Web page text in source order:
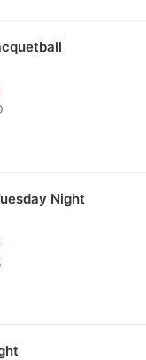
Night